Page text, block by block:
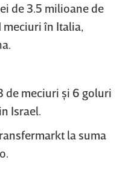
de 3.5 milioane de
meciuri în Italia,
de meciuri şi 6 goluri
Israel.
la suma